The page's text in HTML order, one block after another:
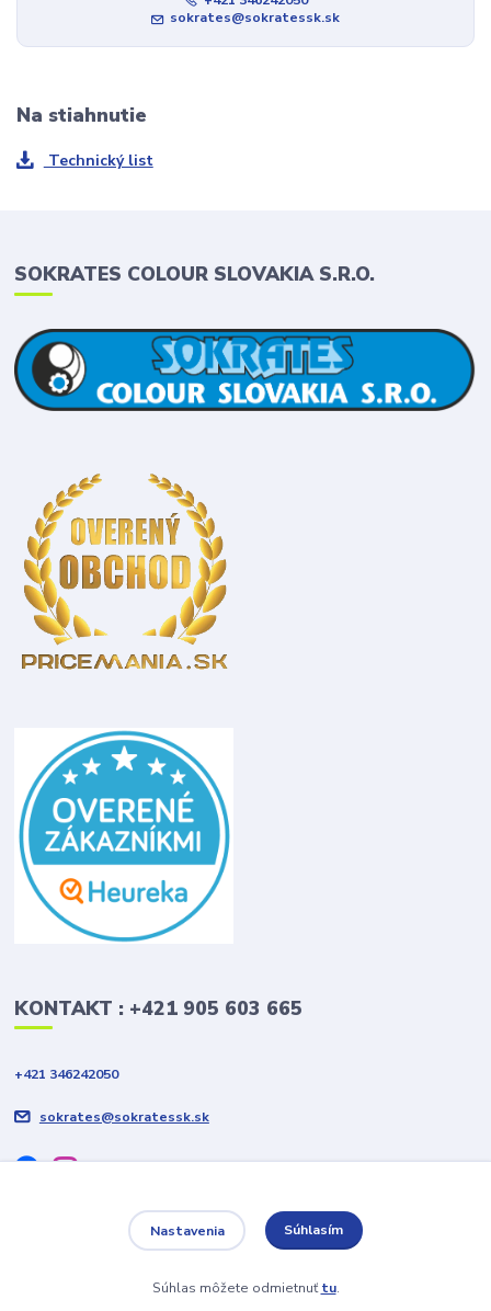
sokrates@sokratessk.sk
Na stiahnutie
Technický list
SOKRATES COLOUR SLOVAKIA S.R.O.
KONTAKT : +421 905 603 665
+421 346242050
sokrates@sokratessk.sk
Vytvorené na
Eshop-rychlo.sk
Nastavenia Súhlasím
Súhlas môžete odmietnuťtu.